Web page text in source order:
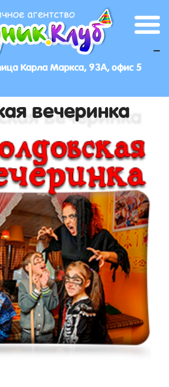
Карла Маркса, 93А, офис 5
_
вечеринка